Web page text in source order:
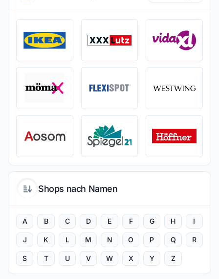
Shops nach Namen
A B C D E F G H I
J K L M N O P Q R
S T U V W X Y Z